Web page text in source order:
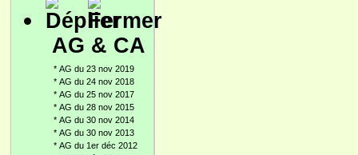
AG & CA
* AG du 23 nov 2019
* AG du 24 nov 2018
* AG du 25 nov 2017
* AG du 28 nov 2015
* AG du 30 nov 2014
* AG du 30 nov 2013
* AG du 1er déc 2012